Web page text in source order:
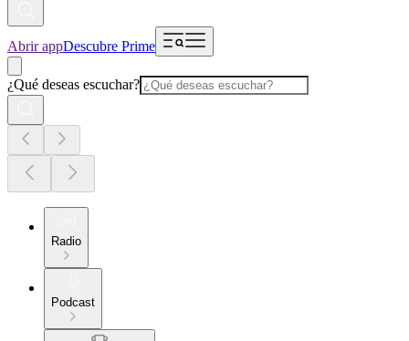
Abrir appDescubre Prime
¿Qué deseas escuchar?
Radio
Podcast